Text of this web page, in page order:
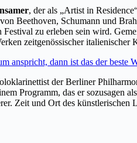
, der als „Artist in
Beethoven, Schumann und
zu erleben sein wird.
zeitgenössischer
anspricht, dann ist das der beste
der Berliner
Programm, das er
Zeit und Ort des